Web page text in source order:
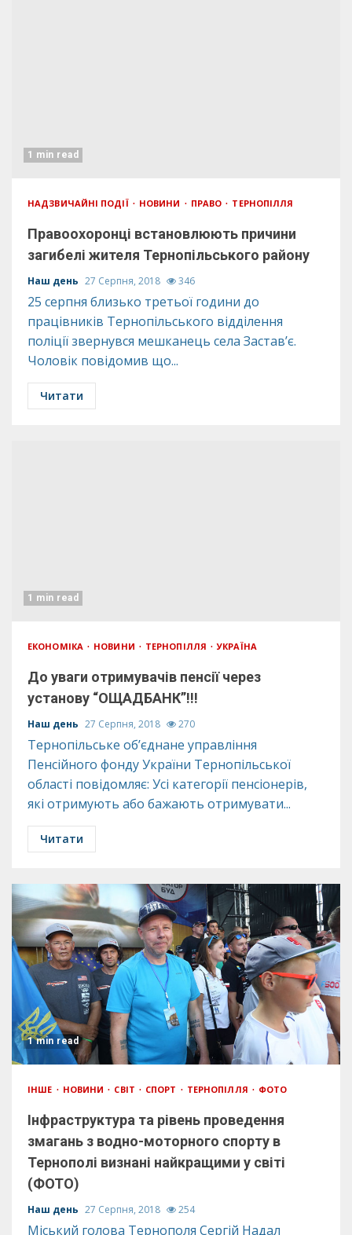
1 min read
НАДЗВИЧАЙНІ ПОДІЇ НОВИНИ ПРАВО ТЕРНОПІЛЛЯ
Правоохоронці встановлюють причини
загибелі жителя Тернопільського району
Наш день 27 Серпня, 2018 346
25 серпня близько третьої години до
працівників Тернопільського відділення
поліції звернувся мешканець села Застав’є.
Чоловік повідомив що...
Читати
1 min read
ЕКОНОМІКА НОВИНИ ТЕРНОПІЛЛЯ УКРАЇНА
До уваги отримувачів пенсії через
установу “ОЩАДБАНК”!!!
Наш день 27 Серпня, 2018 270
Тернопільське об’єднане управління
Пенсійного фонду України Тернопільської
області повідомляє: Усі категорії пенсіонерів,
які отримують або бажають отримувати...
Читати
1 min read
ІНШЕ НОВИНИ СВІТ СПОРТ ТЕРНОПІЛЛЯ ФОТО
Інфраструктура та рівень проведення
змагань з водно-моторного спорту в
Тернополі визнані найкращими у світі
(ФОТО)
Наш день 27 Серпня, 2018 254
Міський голова Тернополя Сергій Надал